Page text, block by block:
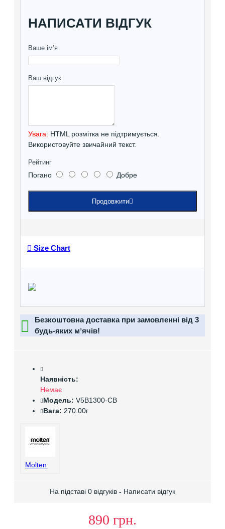
НАПИСАТИ ВІДГУК
Ваше ім’я
Ваш відгук
Увага: HTML розмітка не підтримується.
Використовуйте звичайний текст.
Рейтинг
Погано Добре
Продовжити
Size Chart
Безкоштовна доставка при замовленні від 3
будь-яких мʼячів!
Наявність:
Немає
Модель: V5B1300-CB
Вага: 270.00г
Molten
На підставі 0 відгуків - Написати відгук
890 грн.